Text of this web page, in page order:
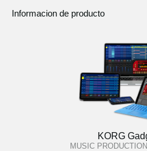
Informacion de producto
KORG
MUSIC